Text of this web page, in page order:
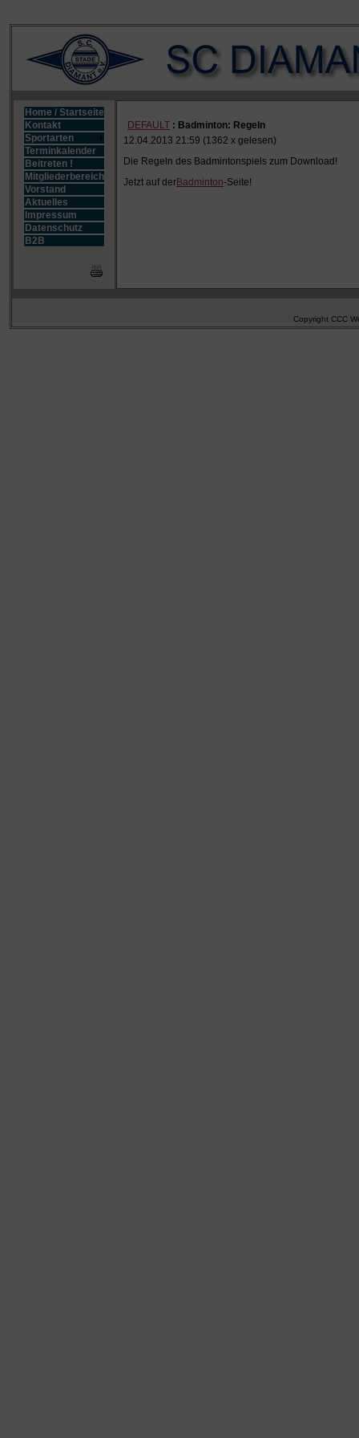
Home / Startseite
Kontakt
Sportarten
Terminkalender
Beitreten !
Mitgliederbereich
Vorstand
Aktuelles
Impressum
Datenschutz
B2B
DEFAULT : Badminton: Regeln
12.04.2013 21:59 (1362 x gelesen)
Die Regeln des Badmintonspiels zum Download!
Jetzt auf derBadminton-Seite!
Copyright CCC